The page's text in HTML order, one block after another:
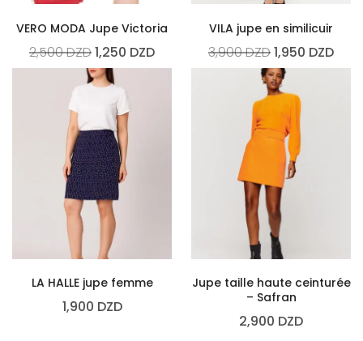
VERO MODA Jupe Victoria
2,500DZD1,250 DZD
VILA jupe en similicuir
3,900DZD1,950 DZD
LA HALLE jupe femme
1,900 DZD
Jupe taille haute ceinturée
– Safran
2,900 DZD